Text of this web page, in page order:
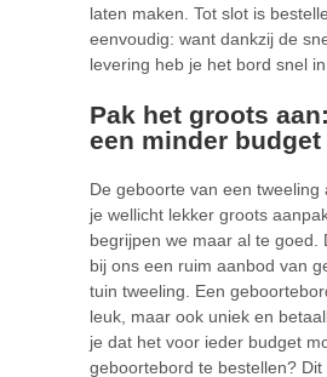
laten maken. Tot slot is
eenvoudig: want dankzij de
levering heb je het bord snel in
Pak het groots
een minder budget
De geboorte van een tweeling
je wellicht lekker groots
begrijpen we maar al te goed.
bij ons een ruim aanbod van
tuin tweeling. Een
leuk, maar ook uniek en
je dat het voor ieder budget
geboortebord te bestellen? Dit